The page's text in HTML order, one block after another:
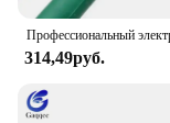
314,49руб.